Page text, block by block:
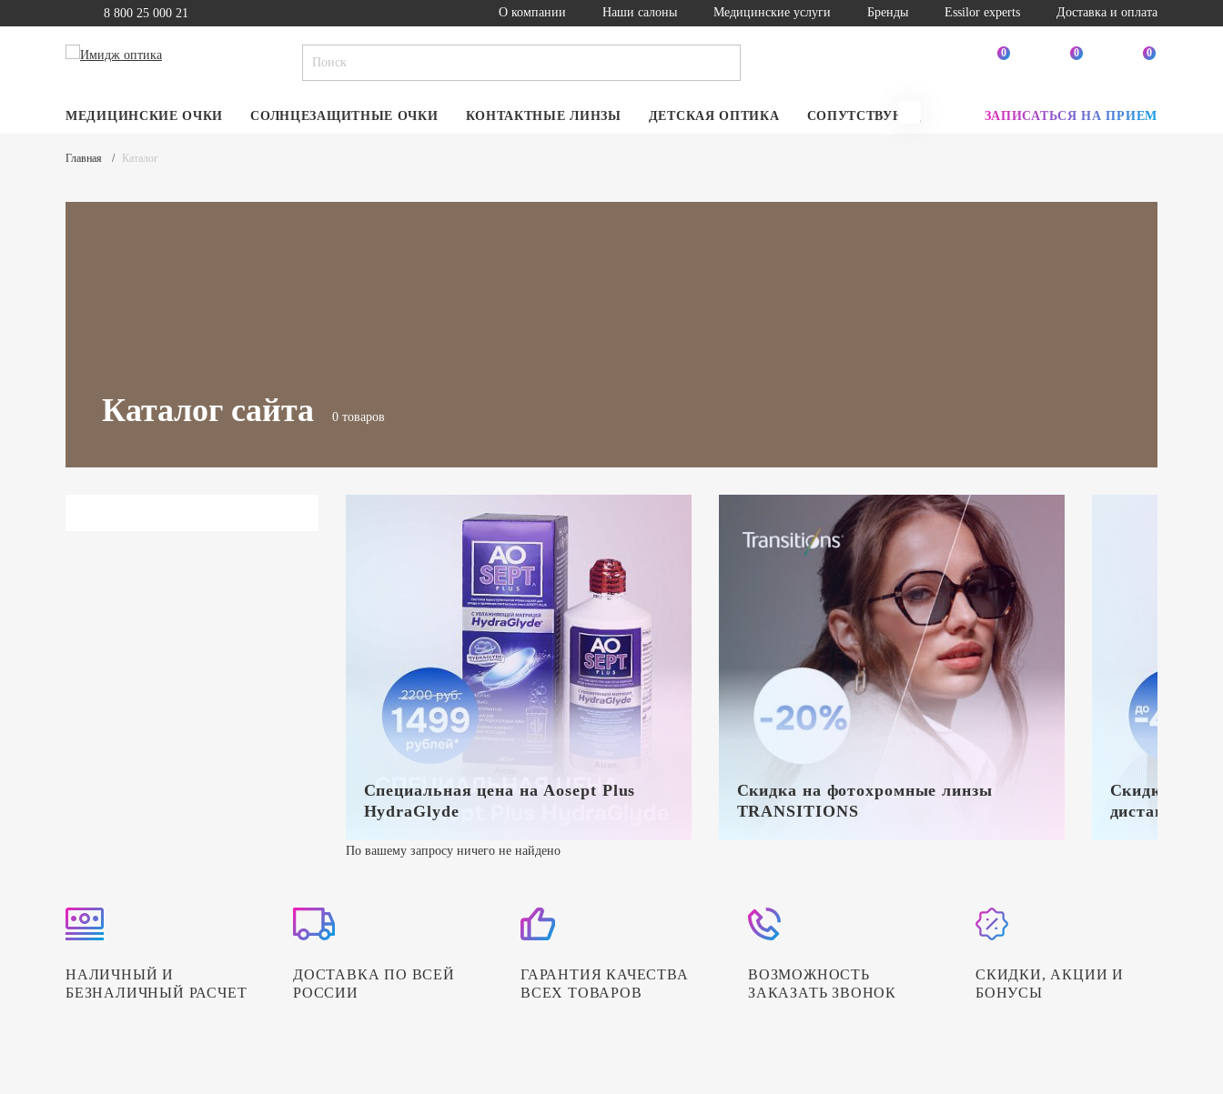
8 800 25 000 21 О компании Наши салоны Медицинские услуги Бренды Essilor experts Доставка и оплата
0 0 0
МЕДИЦИНСКИЕ ОЧКИ СОЛНЦЕЗАЩИТНЫЕ ОЧКИ КОНТАКТНЫЕ ЛИНЗЫ ДЕТСКАЯ ОПТИКА СОПУТСТВУЮЩИЕ ТОВАРЫ SALE
ЗАПИСАТЬСЯ НА ПРИЕМ
Главная Каталог
Каталог сайта 0 товаров
Специальная цена на Aosept Plus
HydraGlyde
Скидка на фотохромные линзы
TRANSITIONS
Скидка на
дистанции
По вашему запросу ничего не найдено
НАЛИЧНЫЙ И
БЕЗНАЛИЧНЫЙ РАСЧЕТ
ДОСТАВКА ПО ВСЕЙ
РОССИИ
ГАРАНТИЯ КАЧЕСТВА
ВСЕХ ТОВАРОВ
ВОЗМОЖНОСТЬ
ЗАКАЗАТЬ ЗВОНОК
СКИДКИ, АКЦИИ И
БОНУСЫ